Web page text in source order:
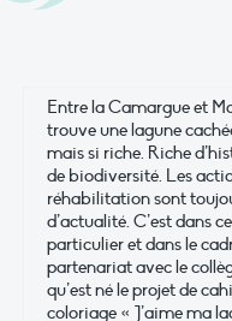
Entre la Camargue et
trouve une lagune
mais si riche. Riche
de biodiversité. Les
réhabilitation sont
d’actualité. C’est dans
particulier et dans le
partenariat avec le
qu’est né le projet de
coloriage « J’aime ma